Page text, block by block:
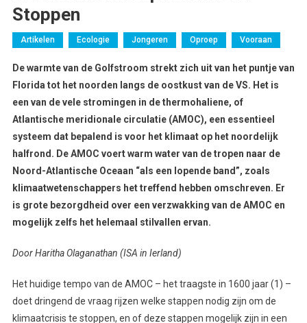
Stoppen
Artikelen Ecologie Jongeren Oproep Vooraan
De warmte van de Golfstroom strekt zich uit van het puntje van
Florida tot het noorden langs de oostkust van de VS. Het is
een van de vele stromingen in de thermohaliene, of
Atlantische meridionale circulatie (AMOC), een essentieel
systeem dat bepalend is voor het klimaat op het noordelijk
halfrond. De AMOC voert warm water van de tropen naar de
Noord-Atlantische Oceaan “als een lopende band”, zoals
klimaatwetenschappers het treffend hebben omschreven. Er
is grote bezorgdheid over een verzwakking van de AMOC en
mogelijk zelfs het helemaal stilvallen ervan.
Door Haritha Olaganathan (ISA in Ierland)
Het huidige tempo van de AMOC – het traagste in 1600 jaar (1) –
doet dringend de vraag rijzen welke stappen nodig zijn om de
klimaatcrisis te stoppen, en of deze stappen mogelijk zijn in een